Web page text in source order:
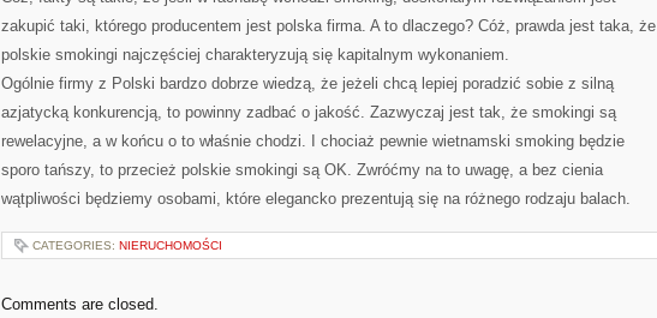
zakupić taki, którego producentem jest polska firma. A to dlaczego? Cóż, prawda jest taka, że
polskie smokingi najczęściej charakteryzują się kapitalnym wykonaniem.
Ogólnie firmy z Polski bardzo dobrze wiedzą, że jeżeli chcą lepiej poradzić sobie z silną
azjatycką konkurencją, to powinny zadbać o jakość. Zazwyczaj jest tak, że smokingi są
rewelacyjne, a w końcu o to właśnie chodzi. I chociaż pewnie wietnamski smoking będzie
sporo tańszy, to przecież polskie smokingi są OK. Zwróćmy na to uwagę, a bez cienia
wątpliwości będziemy osobami, które elegancko prezentują się na różnego rodzaju balach.
CATEGORIES: NIERUCHOMOŚCI
Comments are closed.